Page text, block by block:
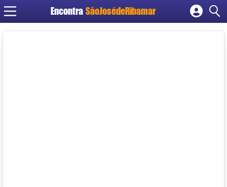
Encontra SãoJosédeRibamar
Cadastrar empresa